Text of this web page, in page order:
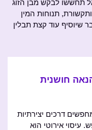
תחששו לבקש מבן הזוג
תנוחות המין
שיוסיף עוד קצת תבלין
חושנית
דרכים יצירתיות
עיסוי אירוטי הוא